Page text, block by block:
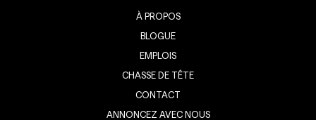
À PROPOS
BLOGUE
EMPLOIS
CHASSE DE TÊTE
CONTACT
ANNONCEZ AVEC NOUS